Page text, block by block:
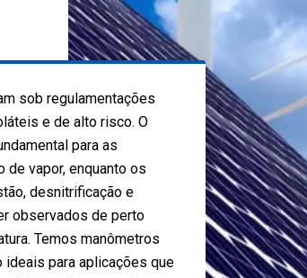
sob regulamentações
e de alto risco. O
para as
de vapor, enquanto os
desnitrificação e
observados de perto
Temos manômetros
para aplicações que